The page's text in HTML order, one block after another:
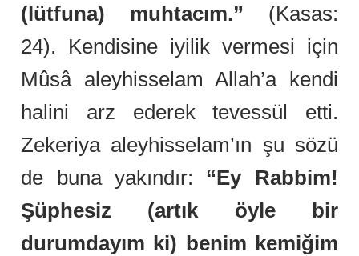
(lütfuna) muhtacım.” (Kasas:
24). Kendisine iyilik vermesi için
Mûsâ aleyhisselam Allah’a kendi
halini arz ederek tevessül etti.
Zekeriya aleyhisselam’ın şu sözü
de buna yakındır: “Ey Rabbim!
Şüphesiz (artık öyle bir
durumdayım ki) benim kemiğim